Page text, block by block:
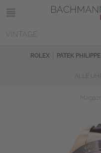
ROLEX PATEK PHILIPPE